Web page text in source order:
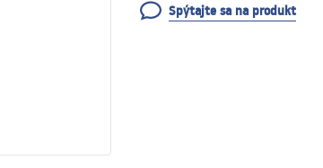
Spýtajte sa na produkt